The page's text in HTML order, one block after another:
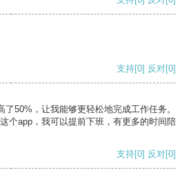
支持[0] 反对[0]
50%，让我能够更轻松地完成工作任务。
个app，我可以提前下班，有更多的时间陪
支持[0] 反对[0]